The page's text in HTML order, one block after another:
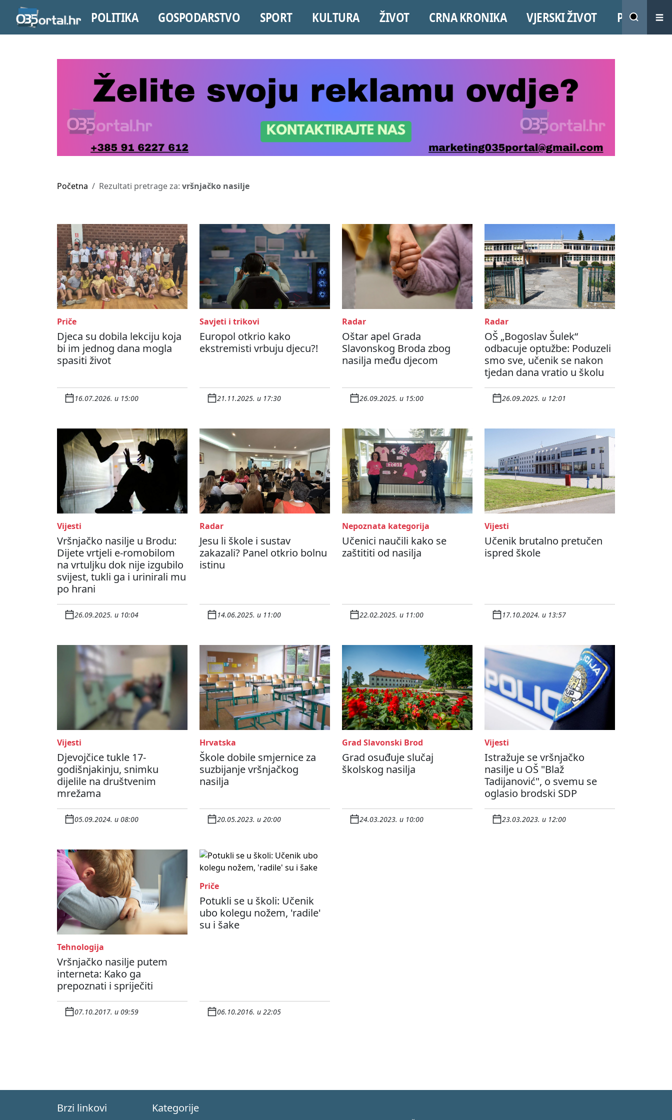
POLITIKA GOSPODARSTVO SPORT KULTURA ŽIVOT CRNA KRONIKA VJERSKI ŽIVOT PROMO
Početna Rezultati pretrage za: vršnjačko nasilje
Priče
Djeca su dobila lekciju koja
bi im jednog dana mogla
spasiti život
16.07.2026. u 15:00
Savjeti i trikovi
Europol otkrio kako
ekstremisti vrbuju djecu?!
21.11.2025. u 17:30
Radar
Oštar apel Grada
Slavonskog Broda zbog
nasilja među djecom
26.09.2025. u 15:00
Radar
OŠ „Bogoslav Šulek“
odbacuje optužbe: Poduzeli
smo sve, učenik se nakon
tjedan dana vratio u školu
26.09.2025. u 12:01
Vijesti
Vršnjačko nasilje u Brodu:
Dijete vrtjeli e-romobilom
na vrtuljku dok nije izgubilo
svijest, tukli ga i urinirali mu
po hrani
26.09.2025. u 10:04
Radar
Jesu li škole i sustav
zakazali? Panel otkrio bolnu
istinu
14.06.2025. u 11:00
Nepoznata kategorija
Učenici naučili kako se
zaštititi od nasilja
22.02.2025. u 11:00
Vijesti
Učenik brutalno pretučen
ispred škole
17.10.2024. u 13:57
Vijesti
Djevojčice tukle 17-
godišnjakinju, snimku
dijelile na društvenim
mrežama
05.09.2024. u 08:00
Hrvatska
Škole dobile smjernice za
suzbijanje vršnjačkog
nasilja
20.05.2023. u 20:00
Grad Slavonski Brod
Grad osuđuje slučaj
školskog nasilja
24.03.2023. u 10:00
Vijesti
Istražuje se vršnjačko
nasilje u OŠ "Blaž
Tadijanović", o svemu se
oglasio brodski SDP
23.03.2023. u 12:00
Tehnologija
Vršnjačko nasilje putem
interneta: Kako ga
prepoznati i spriječiti
07.10.2017. u 09:59
Priče
Potukli se u školi: Učenik
ubo kolegu nožem, 'radile'
su i šake
06.10.2016. u 22:05
Brzi linkovi Kategorije